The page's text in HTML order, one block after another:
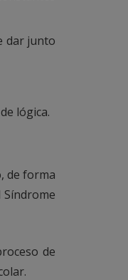
dar junto
lógica.
de forma
de